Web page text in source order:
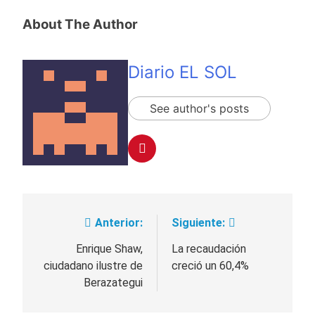
About The Author
Diario EL SOL
See author's posts
Navegación
entradas
Anterior:
Enrique Shaw,
ciudadano ilustre de
Berazategui
Siguiente:
La recaudación
creció un 60,4%